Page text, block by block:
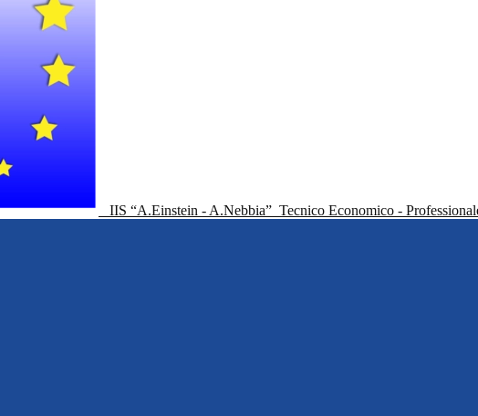
IIS “A.Einstein - A.Nebbia” Tecnico Economico -